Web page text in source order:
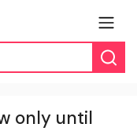
only until